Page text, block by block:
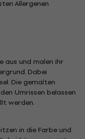
Allergenen
aus und malen ihr
Dabei
Die gemalten
Umrissen belassen
werden.
in die Farbe und